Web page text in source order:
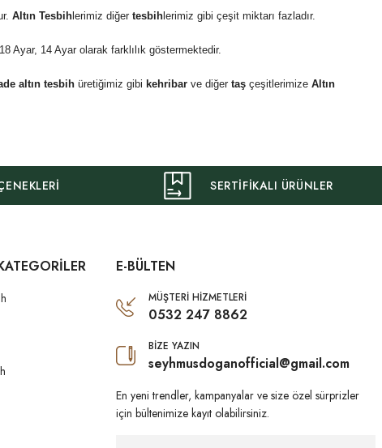
Altın Tesbih lerimiz diğer tesbih lerimiz gibi çeşit miktarı fazladır.
Ayar, 14 Ayar olarak farklılık göstermektedir.
altın tesbih üretiğimiz gibi kehribar ve diğer taş çeşitlerimize Altın
SERTİFİKALI ÜRÜNLER
E-BÜLTEN
MÜŞTERİ HİZMETLERİ
0532 247 8862
BİZE YAZIN
seyhmusdoganofficial@gmail.com
En yeni trendler, kampanyalar ve size özel sürprizler
için bültenimize kayıt olabilirsiniz.